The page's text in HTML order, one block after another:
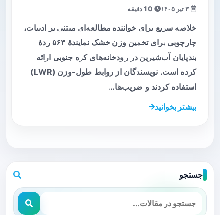
خلاصه سریع برای خواننده مطالعه‌ای مبتنی بر ادبیات،
چارچوبی برای تخمین وزن خشک نمایندهٔ ۵۶۳ ردهٔ
بندپایان آب‌شیرین در رودخانه‌های کره جنوبی ارائه
کرده است. نویسندگان از روابط طول-وزن (LWR)
استفاده کردند و ضریب‌ها…
بیشتر بخوانید
جستجو